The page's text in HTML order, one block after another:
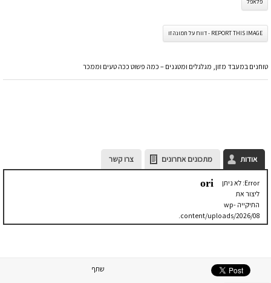
REPORT THIS IMAGE - דווח על תמונה זו
טוחנים במעבד מזון, מגלגלים ומטגנים – כמה פשוט ככה טעים וממכר
אודות מתכונים אחרונים צרו קשר
Error: לא ניתן
ליצור את
התיקייה wp-
content/uploads/2026/08.
יש לבדוק
ori
שתף